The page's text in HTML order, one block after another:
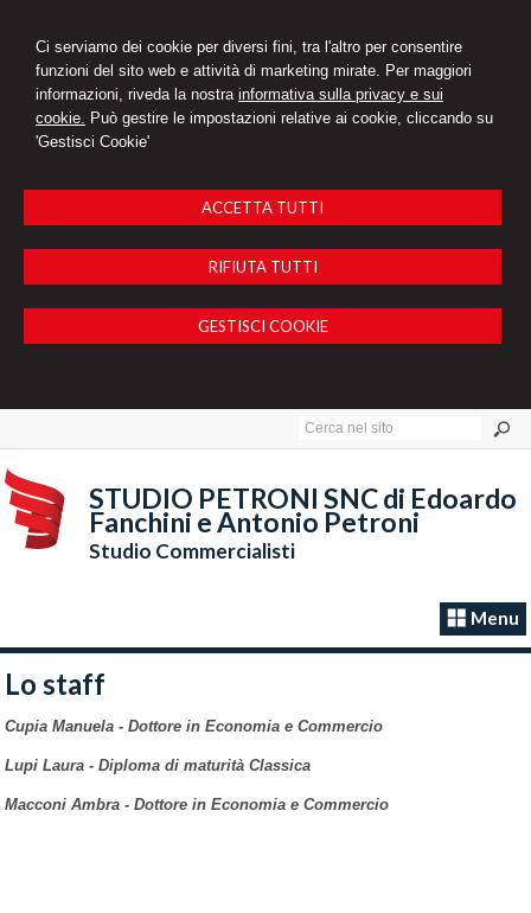
Ci serviamo dei cookie per diversi fini, tra l'altro per consentire
funzioni del sito web e attività di marketing mirate. Per maggiori
informazioni, riveda la nostra informativa sulla privacy e sui
cookie. Può gestire le impostazioni relative ai cookie, cliccando su
'Gestisci Cookie'
ACCETTA TUTTI
RIFIUTA TUTTI
GESTISCI COOKIE
STUDIO PETRONI SNC di Edoardo
Fanchini e Antonio Petroni
Studio Commercialisti
Menu
Lo staff
Cupia Manuela - Dottore in Economia e Commercio
Lupi Laura - Diploma di maturità Classica
Macconi Ambra - Dottore in Economia e Commercio